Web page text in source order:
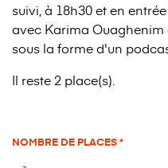
suivi, à 18h30 et en
avec Karima Ouaghenim
sous la forme d'un
Il reste 2 place(s).
NOMBRE DE PLACES